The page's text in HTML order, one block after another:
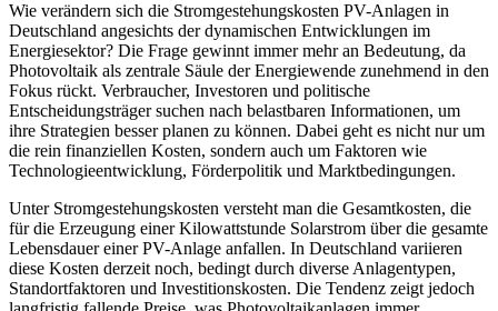
Wie verändern sich die Stromgestehungskosten PV-Anlagen in
Deutschland angesichts der dynamischen Entwicklungen im
Energiesektor? Die Frage gewinnt immer mehr an Bedeutung, da
Photovoltaik als zentrale Säule der Energiewende zunehmend in den
Fokus rückt. Verbraucher, Investoren und politische
Entscheidungsträger suchen nach belastbaren Informationen, um
ihre Strategien besser planen zu können. Dabei geht es nicht nur um
die rein finanziellen Kosten, sondern auch um Faktoren wie
Technologieentwicklung, Förderpolitik und Marktbedingungen.
Unter Stromgestehungskosten versteht man die Gesamtkosten, die
für die Erzeugung einer Kilowattstunde Solarstrom über die gesamte
Lebensdauer einer PV-Anlage anfallen. In Deutschland variieren
diese Kosten derzeit noch, bedingt durch diverse Anlagentypen,
Standortfaktoren und Investitionskosten. Die Tendenz zeigt jedoch